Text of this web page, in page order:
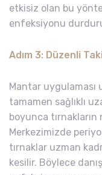
etkisiz olan bu
enfeksiyonu
Adım 3: Düzenli
Mantar uygulaması
tamamen sağlıklı
boyunca
Merkezimizde
tırnaklar uzman
kesilir. Böylece